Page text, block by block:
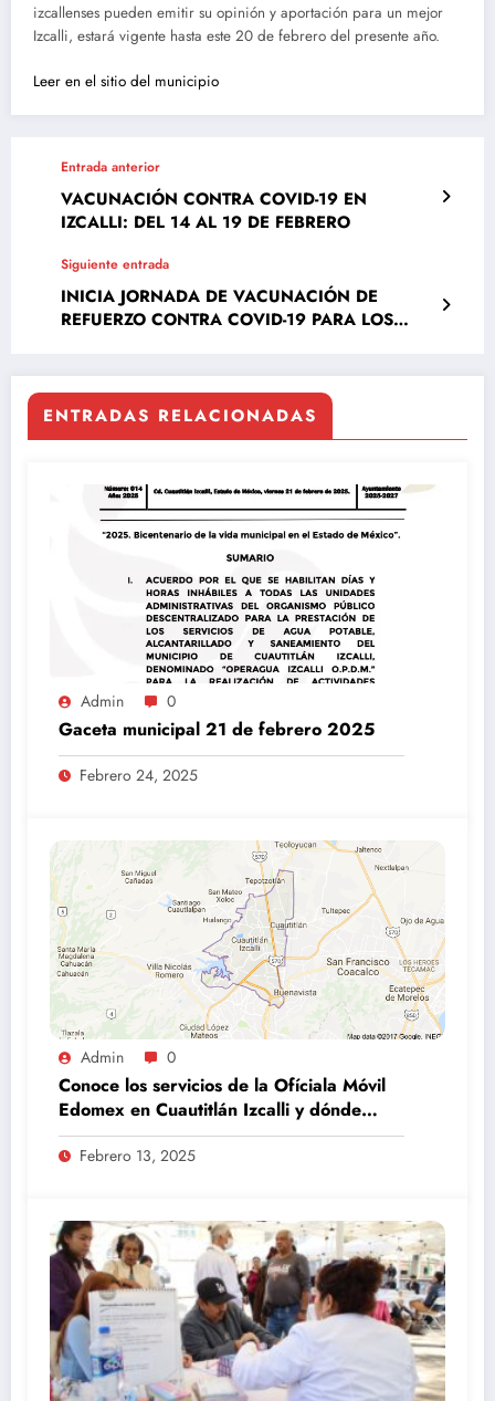
izcallenses pueden emitir su opinión y aportación para un mejor
Izcalli, estará vigente hasta este 20 de febrero del presente año.
Leer en el sitio del municipio
Entrada anterior
VACUNACIÓN CONTRA COVID-19 EN
IZCALLI: DEL 14 AL 19 DE FEBRERO
Siguiente entrada
INICIA JORNADA DE VACUNACIÓN DE
REFUERZO CONTRA COVID-19 PARA LOS
ENTRADAS RELACIONADAS
Admin 0
Gaceta municipal 21 de febrero 2025
Febrero 24, 2025
Admin 0
Conoce los servicios de la Ofíciala Móvil
Edomex en Cuautitlán Izcalli y dónde
estará en 2025
Febrero 13, 2025